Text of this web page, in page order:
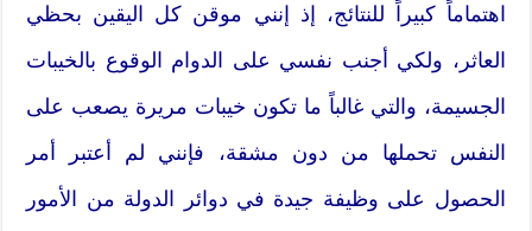
اهتماماً كبيراً للنتائج، إذ إنني موقن كل اليقين بحظي
العاثر، ولكي أجنب نفسي على الدوام الوقوع بالخيبات
الجسيمة، والتي غالباً ما تكون خيبات مريرة يصعب على
النفس تحملها من دون مشقة، فإنني لم أعتبر أمر
الحصول على وظيفة جيدة في دوائر الدولة من الأمور